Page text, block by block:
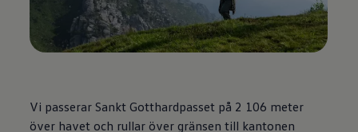
Vi passerar Sankt Gotthardpasset på 2 106 meter
över havet och rullar över gränsen till kantonen